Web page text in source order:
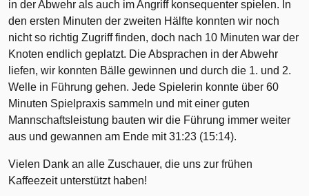
in der Abwehr als auch im Angriff konsequenter spielen. In
den ersten Minuten der zweiten Hälfte konnten wir noch
nicht so richtig Zugriff finden, doch nach 10 Minuten war der
Knoten endlich geplatzt. Die Absprachen in der Abwehr
liefen, wir konnten Bälle gewinnen und durch die 1. und 2.
Welle in Führung gehen. Jede Spielerin konnte über 60
Minuten Spielpraxis sammeln und mit einer guten
Mannschaftsleistung bauten wir die Führung immer weiter
aus und gewannen am Ende mit 31:23 (15:14).
Vielen Dank an alle Zuschauer, die uns zur frühen
Kaffeezeit unterstützt haben!